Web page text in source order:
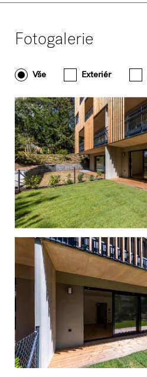
Fotogalerie
Vše Exteriér